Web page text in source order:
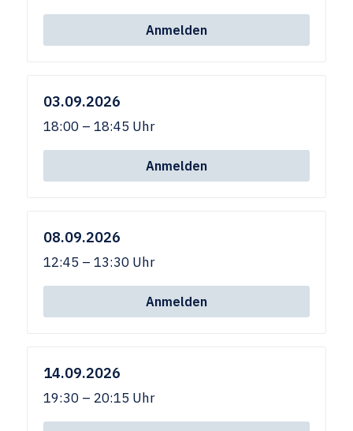
Anmelden
03.09.2026
18:00 – 18:45 Uhr
Anmelden
08.09.2026
12:45 – 13:30 Uhr
Anmelden
14.09.2026
19:30 – 20:15 Uhr